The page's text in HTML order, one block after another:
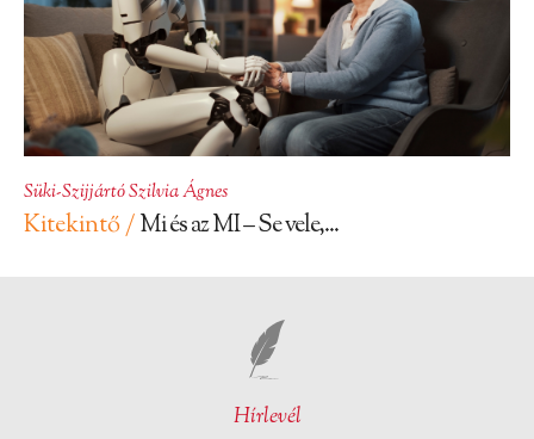
Süki-Szijjártó Szilvia Ágnes
Kitekintő /Mi és az MI – Se vele,...
Hírlevél